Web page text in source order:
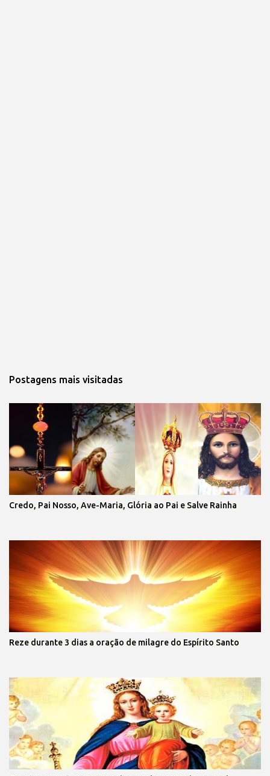
Postagens mais visitadas
Credo, Pai Nosso, Ave-Maria, Glória ao Pai e Salve Rainha
Reze durante 3 dias a oração de milagre do Espírito Santo